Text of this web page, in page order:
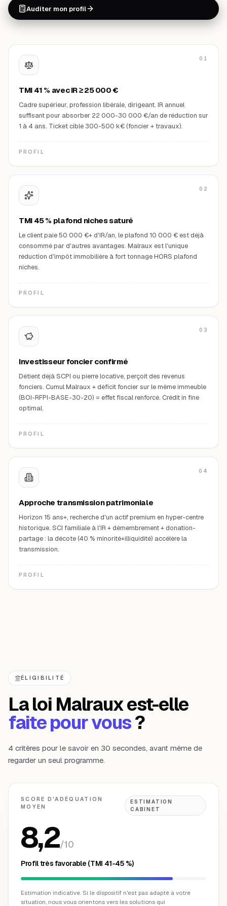
Auditer mon profil
01
TMI 41 % avec IR ≥ 25 000 €
Cadre supérieur, profession libérale, dirigeant. IR annuel
suffisant pour absorber 22 000-30 000 €/an de réduction sur
1 à 4 ans. Ticket cible 300-500 k€ (foncier + travaux).
PROFIL
02
TMI 45 % plafond niches saturé
Le client paie 50 000 €+ d'IR/an, le plafond 10 000 € est déjà
consommé par d'autres avantages. Malraux est l'unique
réduction d'impôt immobilière à fort tonnage HORS plafond
niches.
PROFIL
03
Investisseur foncier confirmé
Détient déjà SCPI ou pierre locative, perçoit des revenus
fonciers. Cumul Malraux + déficit foncier sur le même immeuble
(BOI-RFPI-BASE-30-20) = effet fiscal renforcé. Crédit in fine
optimal.
PROFIL
04
Approche transmission patrimoniale
Horizon 15 ans+, recherche d'un actif premium en hyper-centre
historique. SCI familiale à l'IR + démembrement + donation-
partage : la décote (40 % minorité+illiquidité) accélère la
transmission.
PROFIL
ÉLIGIBILITÉ
La loi Malraux est-elle
faite pour vous?
4 critères pour le savoir en 30 secondes, avant même de
regarder un seul programme.
SCORE D'ADÉQUATION
MOYEN
ESTIMATION
CABINET
8,2/10
Profil très favorable (TMI 41-45 %)
Estimation indicative. Si le dispositif n'est pas adapté à votre
situation, nous vous orientons vers les solutions qui